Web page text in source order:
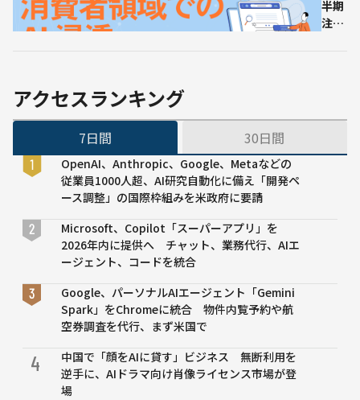
半期
注目
解説
無料
アクセスランキング
7日間 30日間
OpenAI、Anthropic、Google、Metaなどの
従業員1000人超、AI研究自動化に備え「開発ペ
ース調整」の国際枠組みを米政府に要請
Microsoft、Copilot「スーパーアプリ」を
2026年内に提供へ チャット、業務代行、AIエ
ージェント、コードを統合
Google、パーソナルAIエージェント「Gemini
Spark」をChromeに統合 物件内覧予約や航
空券調査を代行、まず米国で
4
中国で「顔をAIに貸す」ビジネス 無断利用を
逆手に、AIドラマ向け肖像ライセンス市場が登
場